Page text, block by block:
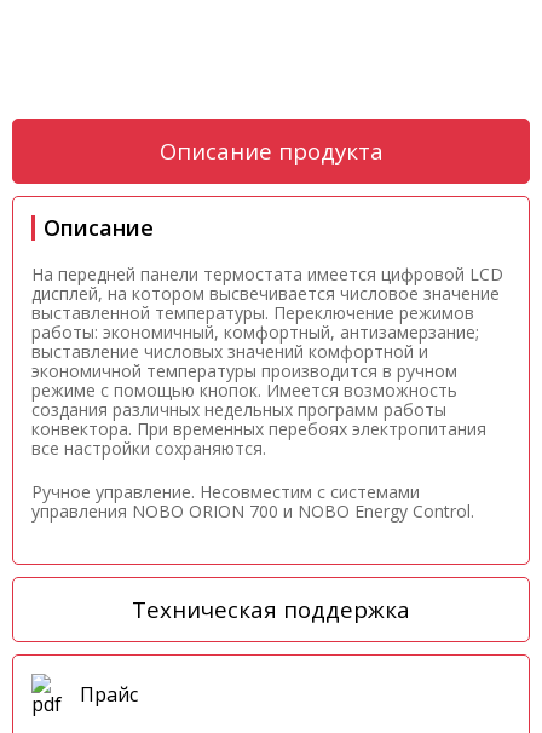
Описание продукта
Описание
На передней панели термостата имеется цифровой LCD
дисплей, на котором высвечивается числовое значение
выставленной температуры. Переключение режимов
работы: экономичный, комфортный, антизамерзание;
выставление числовых значений комфортной и
экономичной температуры производится в ручном
режиме с помощью кнопок. Имеется возможность
создания различных недельных программ работы
конвектора. При временных перебоях электропитания
все настройки сохраняются.
Ручное управление. Несовместим с системами
управления NOBO ORION 700 и NOBO Energy Control.
Техническая поддержка
Прайс